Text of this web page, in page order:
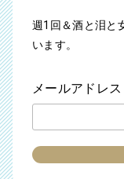
週1回＆酒と泪と
います。
メールアドレス